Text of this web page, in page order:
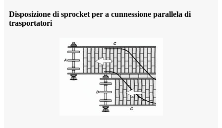
Disposizione di sprocket per a cunnessione parallela di
trasportatori